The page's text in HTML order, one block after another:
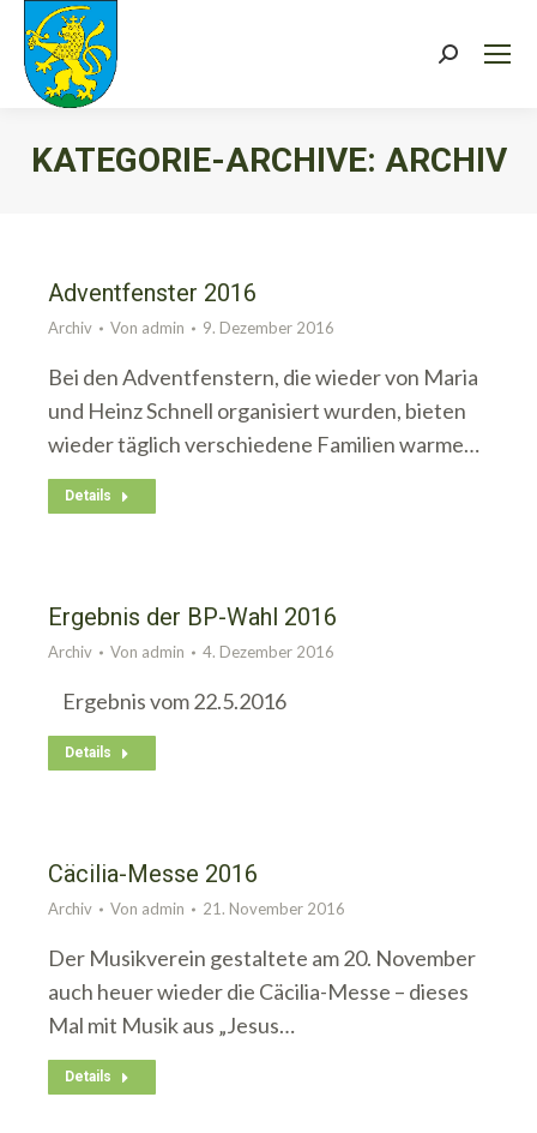
Search:
KATEGORIE-ARCHIVE: ARCHIV
Adventfenster 2016
Archiv Von admin 9. Dezember 2016
Bei den Adventfenstern, die wieder von Maria
und Heinz Schnell organisiert wurden, bieten
wieder täglich verschiedene Familien warme…
Details
Ergebnis der BP-Wahl 2016
Archiv Von admin 4. Dezember 2016
Ergebnis vom 22.5.2016
Details
Cäcilia-Messe 2016
Archiv Von admin 21. November 2016
Der Musikverein gestaltete am 20. November
auch heuer wieder die Cäcilia-Messe – dieses
Mal mit Musik aus „Jesus…
Details